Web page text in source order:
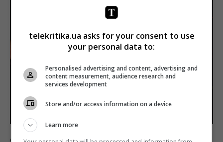
telekritika.ua asks for your consent to use
your personal data to:
Personalised advertising and content, advertising and
content measurement, audience research and
services development
Store and/or access information on a device
Learn more